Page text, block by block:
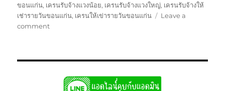
ขอนแก่น, เครนรับจ้างแวงน้อย, เครนรับจ้างแวงใหญ่, เครนรับจ้างให้
เช่ารายวันขอนแก่น, เครนให้เข่ารายวันขอนแก่น
Leave a
commenton